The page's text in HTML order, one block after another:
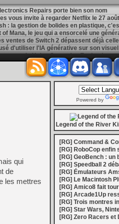
Repairs porte bien son nom
vous invite à regarder Netflix le 27
: la gestion de bolides en plastique,
Mana, le jeu qui a ensorcelé une
ventes de Switch 2 dépassent déjà
autour de Halo : Campaign Evolved
l’affichage emblématique de la
Éclatants » arriveront sur
: après un accueil mitigé, Game Freak
Champions Tactics, le jeu NFT ferme
: l'hymne ultime à la solitude a déjà
le maintien des jeux physiques pour
27 veut apporter du sang neuf avec le
médiéval à petit prix pour la
inspiré des Zelda de la Game Boy
Vault arrive sur le marché en 1.0
Hunter Wilds avec un prologue gratuit
Boy disponibles sur le Nintendo Switch
Dead : Streets of Survival tient sa
la 1.0, Amplitude bourre les nouvelles
qui
de
les mettres
Powered by
Legend of the River
[RG] Command &
[RG] RoboCop enfin
[RG] GeoBench : un
[RG] Speedball 2
[RG] Émulateurs
[RG] Le Macintosh
[RG] Amico8 fait
[RG] Arcade1Up
[RG] Trois montres
[RG] Star Wars,
[RG] Zero Racers et